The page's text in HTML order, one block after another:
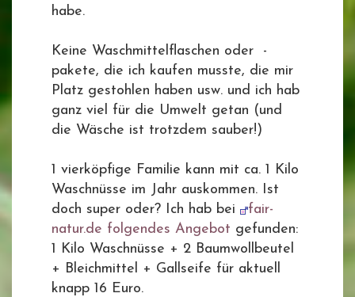
habe.
Keine Waschmittelflaschen oder -
pakete, die ich kaufen musste, die mir
Platz gestohlen haben usw. und ich hab
ganz viel für die Umwelt getan (und
die Wäsche ist trotzdem sauber!)
1 vierköpfige Familie kann mit ca. 1 Kilo
Waschnüsse im Jahr auskommen. Ist
doch super oder? Ich hab bei
fair-
natur.de folgendes Angebot gefunden:
1 Kilo Waschnüsse + 2 Baumwollbeutel
+ Bleichmittel + Gallseife für aktuell
knapp 16 Euro.